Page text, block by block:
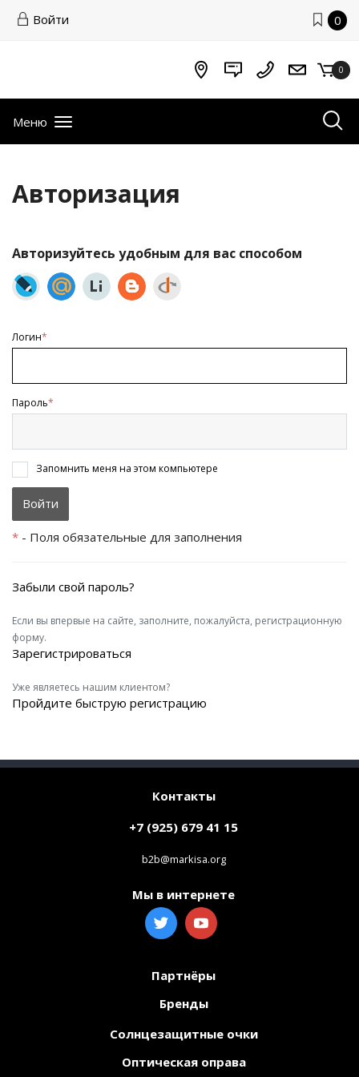
Войти 0
0
Меню
Авторизация
Авторизуйтесь удобным для вас способом
Логин*
Пароль*
Запомнить меня на этом компьютере
* - Поля обязательные для заполнения
Забыли свой пароль?
Если вы впервые на сайте, заполните, пожалуйста, регистрационную
форму.
Зарегистрироваться
Уже являетесь нашим клиентом?
Пройдите быструю регистрацию
Контакты
+7 (925) 679 41 15
b2b@markisa.org
Мы в интернете
Партнёры
Бренды
Солнцезащитные очки
Оптическая оправа